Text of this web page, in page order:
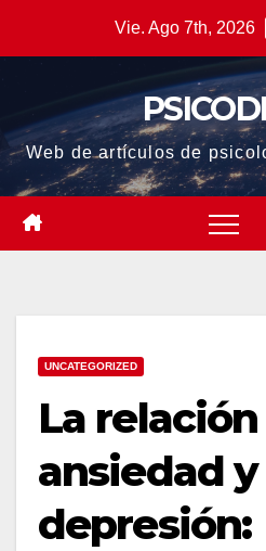
Vie. Ago 7th, 2026
Web de artículos de
UNCATEGORIZED
La
ansiedad y
depresión: